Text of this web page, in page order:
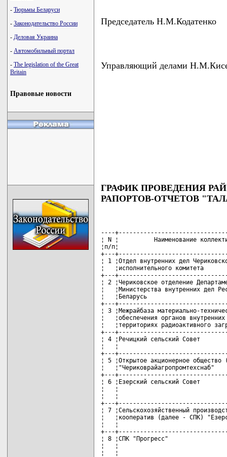
- Тюрьмы Беларуси
- Законодательство России
- Деловая Украина
- Автомобильный портал
- The legislation of the Great
Britain
Правовые новости
Председатель Н.М.Кодатенко
Управляющий делами
ГРАФИК ПРОВЕДЕНИЯ
РАПОРТОВ-ОТЧЕТОВ
----+-------------------------------------------+----------+---------------
¦ N ¦          Наименование коллектива          ¦   Дата   ¦    Место     ¦
¦п/п¦                                           ¦проведения¦  проведения  ¦
+---+-------------------------------------------+----------+--------------+
¦ 1 ¦Отдел внутренних дел Чериковского районного¦04.03.2010¦Районный Дом  ¦
¦   ¦исполнительного комитета                   ¦          ¦культуры      ¦
+---+-------------------------------------------+----------+--------------+
¦ 2 ¦Чериковское отделение Департамента охраны  ¦04.03.2010¦Районный Дом  ¦
¦   ¦Министерства внутренних дел Республики     ¦          ¦культуры      ¦
¦   ¦Беларусь                                   ¦          ¦              ¦
+---+-------------------------------------------+----------+--------------+
¦ 3 ¦Межрайбаза материально-технического        ¦04.03.2010¦Районный Дом  ¦
¦   ¦обеспечения органов внутренних дел на      ¦          ¦культуры      ¦
¦   ¦территориях радиоактивного загрязнения     ¦          ¦              ¦
+---+-------------------------------------------+----------+--------------+
¦ 4 ¦Речицкий сельский Совет                    ¦12.03.2010¦Речицкий Дом  ¦
¦   ¦                                           ¦          ¦культуры      ¦
+---+-------------------------------------------+----------+--------------+
¦ 5 ¦Открытое акционерное общество (далее - ОАО)¦12.03.2010¦Речицкий Дом  ¦
¦   ¦"Чериковрайагропромтехснаб"                ¦          ¦культуры      ¦
+---+-------------------------------------------+----------+--------------+
¦ 6 ¦Езерский сельский Совет                    ¦19.03.2010¦Езерский      ¦
¦   ¦                                           ¦          ¦сельский Дом  ¦
¦   ¦                                           ¦          ¦культуры      ¦
+---+-------------------------------------------+----------+--------------+
¦ 7 ¦Сельскохозяйственный производственный      ¦19.03.2010¦Езерский      ¦
¦   ¦кооператив (далее - СПК) "Езерский"        ¦          ¦сельский Дом  ¦
¦   ¦                                           ¦          ¦культуры      ¦
+---+-------------------------------------------+----------+--------------+
¦ 8 ¦СПК "Прогресс"                             ¦19.03.2010¦Езерский      ¦
¦   ¦                                           ¦          ¦сельский Дом  ¦
¦   ¦                                           ¦          ¦культуры      ¦
+---+-------------------------------------------+----------+--------------+
¦ 9 ¦Чериковское унитарное коммунальное         ¦26.03.2010¦Районный Дом  ¦
¦   ¦предприятие "Бытуслуги"                    ¦          ¦культуры      ¦
+---+-------------------------------------------+----------+--------------+
¦10 ¦Унитарное коммунальное производственное    ¦26.03.2010¦Районный Дом  ¦
¦   ¦предприятие "Чериковский жилкоммунхоз"     ¦          ¦культуры      ¦
+---+-------------------------------------------+----------+--------------+
¦11 ¦Веремейский сельский Совет                 ¦16.04.2010¦Веремейский   ¦
¦   ¦                                           ¦          ¦сельский Центр¦
¦   ¦                                           ¦          ¦культуры      ¦
+---+-------------------------------------------+----------+--------------+
¦12 ¦Частное производственно-торговое унитарное ¦16.04.2010¦Веремейский   ¦
¦   ¦предприятие "Агрокомплекс "Светлый"        ¦          ¦сельский Центр¦
¦   ¦                                           ¦          ¦культуры      ¦
+---+-------------------------------------------+----------+--------------+
¦13 ¦Государственное унитарное коммунальное     ¦11.06.2010¦Гроновский    ¦
¦   ¦дочернее производственное предприятие      ¦          ¦сельский Дом  ¦
¦   ¦"Чериковский деревообрабатывающий комбинат"¦          ¦культуры      ¦
+---+-------------------------------------------+----------+--------------+
¦14 ¦Чериковский лесопункт ОАО "Могилевлес"     ¦11.06.2010¦Гроновский    ¦
¦   ¦                                           ¦          ¦сельский Дом  ¦
¦   ¦                                           ¦          ¦культуры      ¦
+---+-------------------------------------------+----------+--------------+
¦15 ¦СПК "Колхоз "Знамя"                        ¦11.06.2010¦Гроновский    ¦
¦   ¦                                           ¦          ¦сельский Дом  ¦
¦   ¦                                           ¦          ¦культуры      ¦
+---+-------------------------------------------+----------+--------------+
¦16 ¦Вепринский сельский Совет                  ¦11.06.2010¦Гроновский    ¦
¦   ¦                                           ¦          ¦сельский Дом  ¦
¦   ¦                                           ¦          ¦культуры      ¦
+---